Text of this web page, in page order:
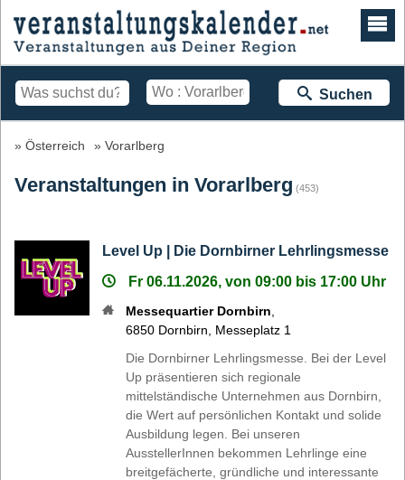
Suchen
Österreich Vorarlberg
Veranstaltungen in Vorarlberg (453)
Level Up | Die Dornbirner Lehrlingsmesse
Fr 06.11.2026, von 09:00 bis 17:00 Uhr
Messequartier Dornbirn
6850 Dornbirn
Messeplatz 1
Die Dornbirner Lehrlingsmesse. Bei der Level
Up präsentieren sich regionale
mittelständische Unternehmen aus Dornbirn,
die Wert auf persönlichen Kontakt und solide
Ausbildung legen. Bei unseren
AusstellerInnen bekommen Lehrlinge eine
breitgefächerte, gründliche und interessante